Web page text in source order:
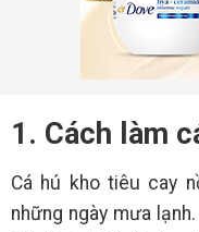
1. Cách làm
Cá hú kho tiêu cay
những ngày mưa